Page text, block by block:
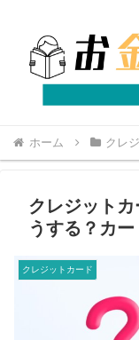
ホーム クレ
クレジット
うする？カ
クレジットカード